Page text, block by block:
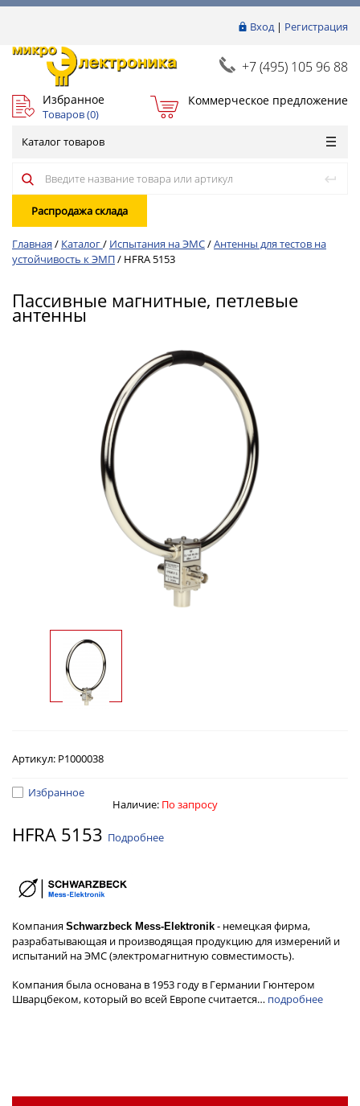
Вход| Регистрация
+7 (495) 105 96 88
Избранное
Товаров (0)
Коммерческое предложение
Каталог товаров
Распродажа склада
Главная / Каталог/ Испытания на ЭМС/Антенны для тестов на
устойчивость к ЭМП/ HFRA 5153
Пассивные магнитные, петлевые
антенны
Артикул: Р1000038
Избранное
Наличие: По запросу
HFRA 5153 Подробнее
Компания Schwarzbeck Mess-Elektronik - немецкая фирма,
разрабатывающая и производящая продукцию для измерений и
испытаний на ЭМС (электромагнитную совместимость).
Компания была основана в 1953 году в Германии Гюнтером
Шварцбеком, который во всей Европе считается… подробнее